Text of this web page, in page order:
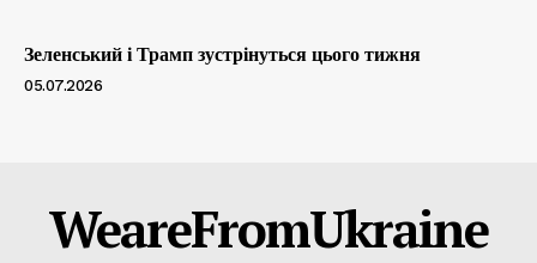
Зеленський і Трамп зустрінуться цього тижня
05.07.2026
WeareFromUkraine